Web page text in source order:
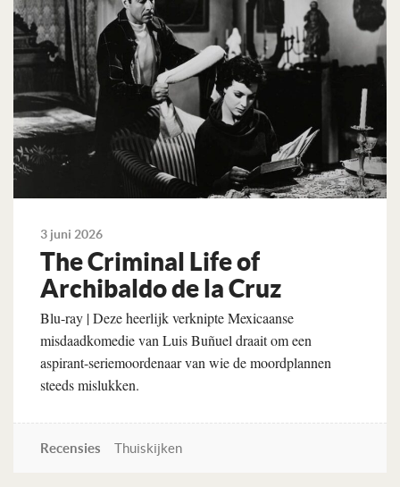
3 juni 2026
The Criminal Life of
Archibaldo de la Cruz
Blu-ray | Deze heerlijk verknipte Mexicaanse
misdaadkomedie van Luis Buñuel draait om een
aspirant-seriemoordenaar van wie de moordplannen
steeds mislukken.
Recensies Thuiskijken